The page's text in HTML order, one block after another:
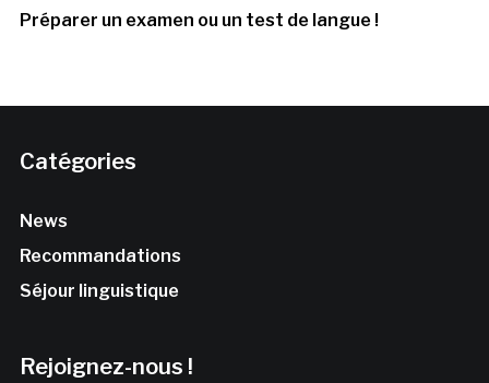
Préparer un examen ou un test de langue !
Catégories
News
Recommandations
Séjour linguistique
Rejoignez-nous !